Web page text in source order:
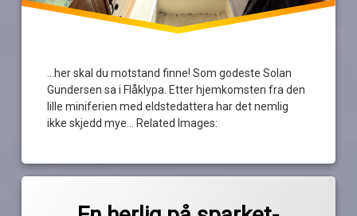
…her skal du motstand finne! Som godeste Solan
Gundersen sa i Flåklypa. Etter hjemkomsten fra den
lille miniferien med eldstedattera har det nemlig
ikke skjedd mye… Related Images: